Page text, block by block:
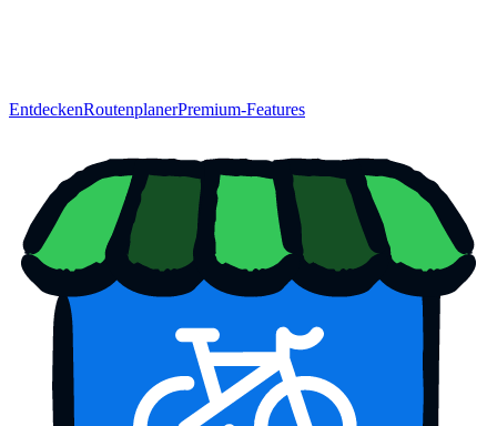
EntdeckenRoutenplanerPremium-Features